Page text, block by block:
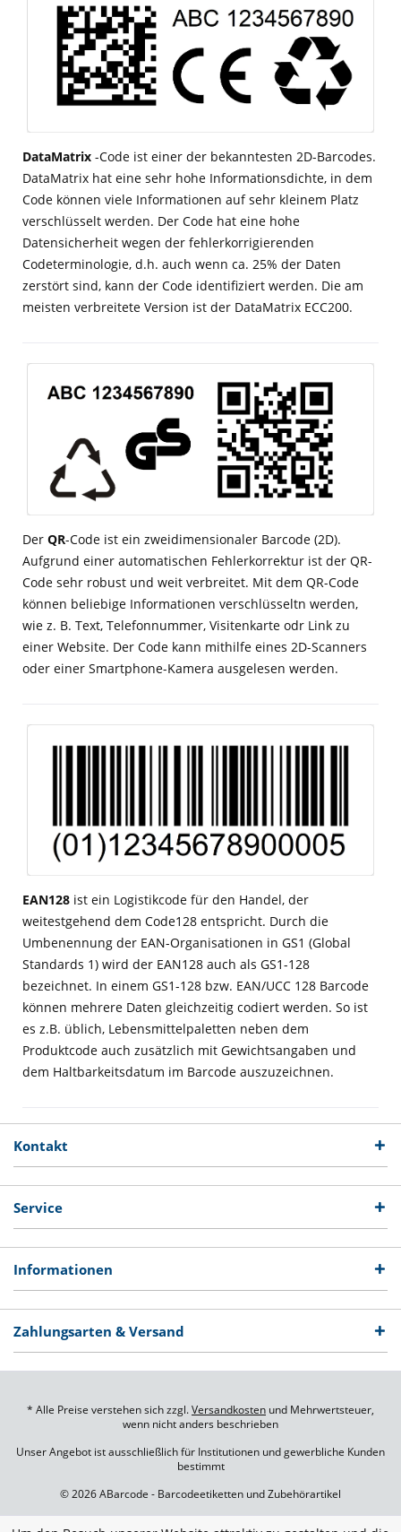
DataMatrix -Code ist einer der bekanntesten 2D-Barcodes.
DataMatrix hat eine sehr hohe Informationsdichte, in dem
Code können viele Informationen auf sehr kleinem Platz
verschlüsselt werden. Der Code hat eine hohe
Datensicherheit wegen der fehlerkorrigierenden
Codeterminologie, d.h. auch wenn ca. 25% der Daten
zerstört sind, kann der Code identifiziert werden. Die am
meisten verbreitete Version ist der DataMatrix ECC200.
Der QR-Code ist ein zweidimensionaler Barcode (2D).
Aufgrund einer automatischen Fehlerkorrektur ist der QR-
Code sehr robust und weit verbreitet. Mit dem QR-Code
können beliebige Informationen verschlüsseltn werden,
wie z. B. Text, Telefonnummer, Visitenkarte odr Link zu
einer Website. Der Code kann mithilfe eines 2D-Scanners
oder einer Smartphone-Kamera ausgelesen werden.
EAN128 ist ein Logistikcode für den Handel, der
weitestgehend dem Code128 entspricht. Durch die
Umbenennung der EAN-Organisationen in GS1 (Global
Standards 1) wird der EAN128 auch als GS1-128
bezeichnet. In einem GS1-128 bzw. EAN/UCC 128 Barcode
können mehrere Daten gleichzeitig codiert werden. So ist
es z.B. üblich, Lebensmittelpaletten neben dem
Produktcode auch zusätzlich mit Gewichtsangaben und
dem Haltbarkeitsdatum im Barcode auszuzeichnen.
Kontakt
Service
Informationen
Zahlungsarten & Versand
* Alle Preise verstehen sich zzgl.Versandkosten und Mehrwertsteuer,
wenn nicht anders beschrieben
Unser Angebot ist ausschließlich für Institutionen und gewerbliche Kunden
bestimmt
© 2026 ABarcode - Barcodeetiketten und Zubehörartikel